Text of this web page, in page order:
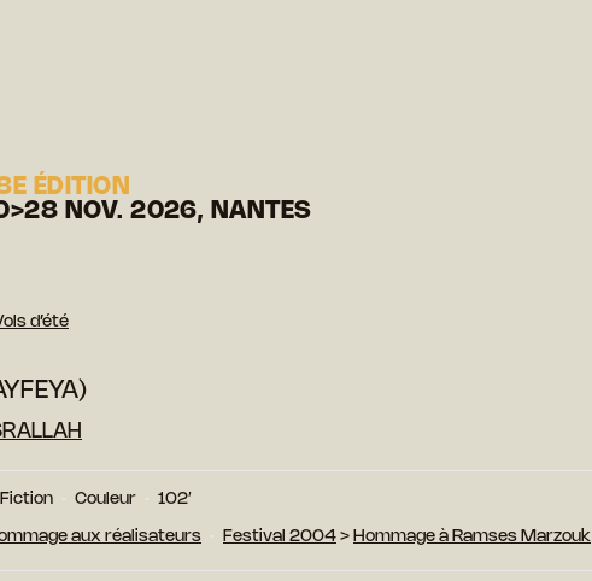
ÉDITION
NOV. 2026, NANTES
d’été
Fiction Couleur 102′
aux réalisateurs Festival 2004 > Hommage à Ramses Marzouk